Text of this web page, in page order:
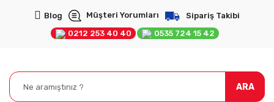
Blog Müşteri Yorumları
Sipariş Takibi
0212 253 40 40
0535 724 15 42
ARA